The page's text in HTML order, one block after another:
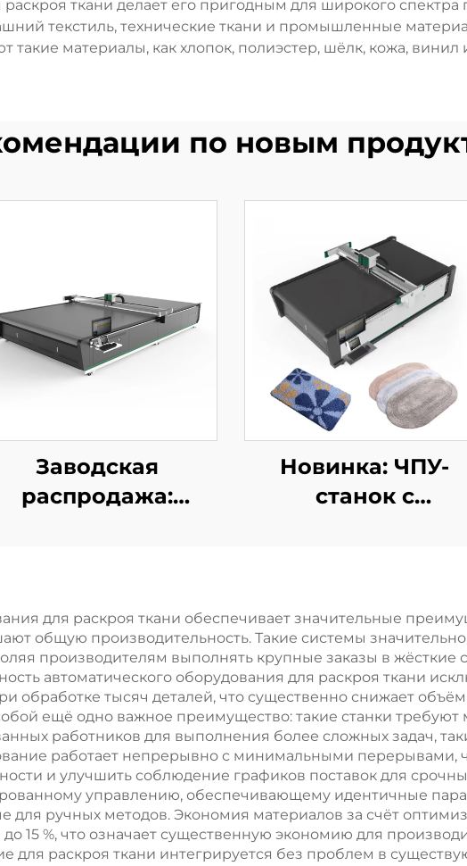
ткани делает его пригодным для широкого
текстиль, технические ткани и промышленные
такие материалы, как хлопок, полиэстер, шёлк, кожа, винил
по новым
Заводская
распродажа:
резки ткани для
штор и
занавесей
Новинка: ЧПУ-
станок с
покрытий,
автоматический
станок для резки
ковровых матов
для раскроя ткани обеспечивает значительные
общую производительность. Такие системы
производителям выполнять крупные заказы в жёсткие
автоматического оборудования для раскроя ткани
обработке тысяч деталей, что существенно снижает
ещё одно важное преимущество: такие станки
работников для выполнения более сложных задач,
работает непрерывно с минимальными перерывами,
и улучшить соблюдение графиков поставок для
управлению, обеспечивающему идентичные
для ручных методов. Экономия материалов за счёт
до 15 %, что означает существенную экономию для
для раскроя ткани интегрируется без проблем в